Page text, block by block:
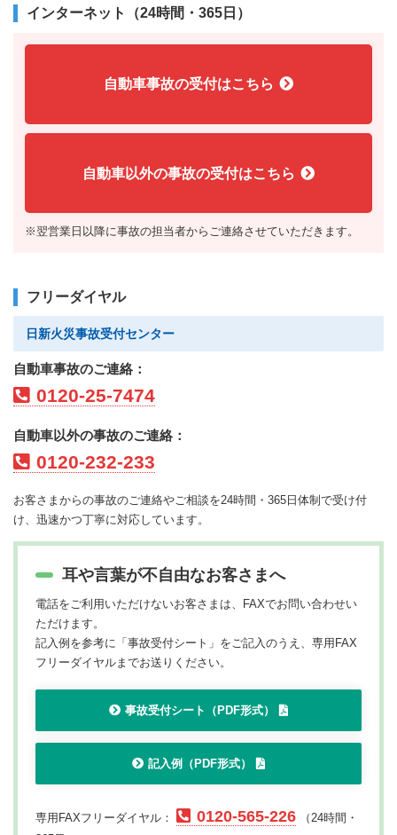
インターネット（24時間・365日）
自動車事故の受付はこちら
自動車以外の事故の受付はこちら
※翌営業日以降に事故の担当者からご連絡させていただきます。
フリーダイヤル
日新火災事故受付センター
自動車事故のご連絡：
0120-25-7474
自動車以外の事故のご連絡：
0120-232-233
お客さまからの事故のご連絡やご相談を24時間・365日体制で受け付
け、迅速かつ丁寧に対応しています。
耳や言葉が不自由なお客さまへ
電話をご利用いただけないお客さまは、FAXでお問い合わせい
ただけます。
記入例を参考に「事故受付シート」をご記入のうえ、専用FAX
フリーダイヤルまでお送りください。
事故受付シート（PDF形式）
記入例（PDF形式）
専用FAXフリーダイヤル： 0120-565-226